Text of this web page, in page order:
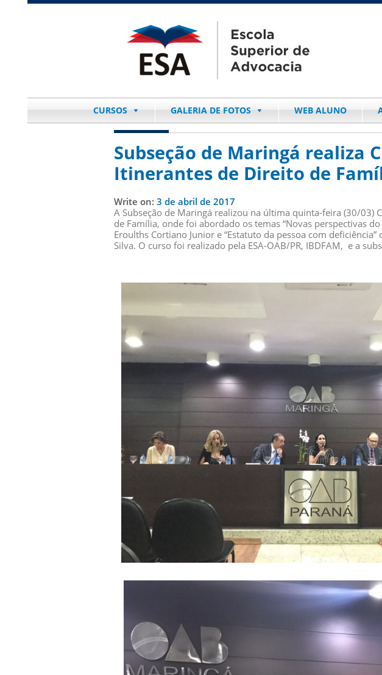
CURSOS GALERIA DE FOTOS WEB ALUNO
Subseção de Maringá realiza
Itinerantes de Direito de
Write on: 3 de abril de 2017
A Subseção de Maringá realizou na última quinta-feira (30/03)
de Família, onde foi abordado os temas “Novas perspectivas
Eroulths Cortiano Junior e “Estatuto da pessoa com
Silva. O curso foi realizado pela ESA-OAB/PR, IBDFAM, e a